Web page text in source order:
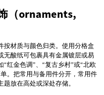
（ornaments,
按材质与颜色归类。使用分格盒
无酸纸可包裹具有金属镀层或易
红金色调”、“复古乡村”或“北欧
。把常用与备用件分开，常用件
放在高处或深处存储。